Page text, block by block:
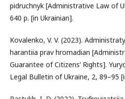
pidruchnyk [Administrative Law of
640 p. [in Ukrainian].
Kovalenko, V. V. (2023).
harantiia prav hromadian
Guarantee of Citizens’ Rights].
Legal Bulletin of Ukraine, 2, 89–95